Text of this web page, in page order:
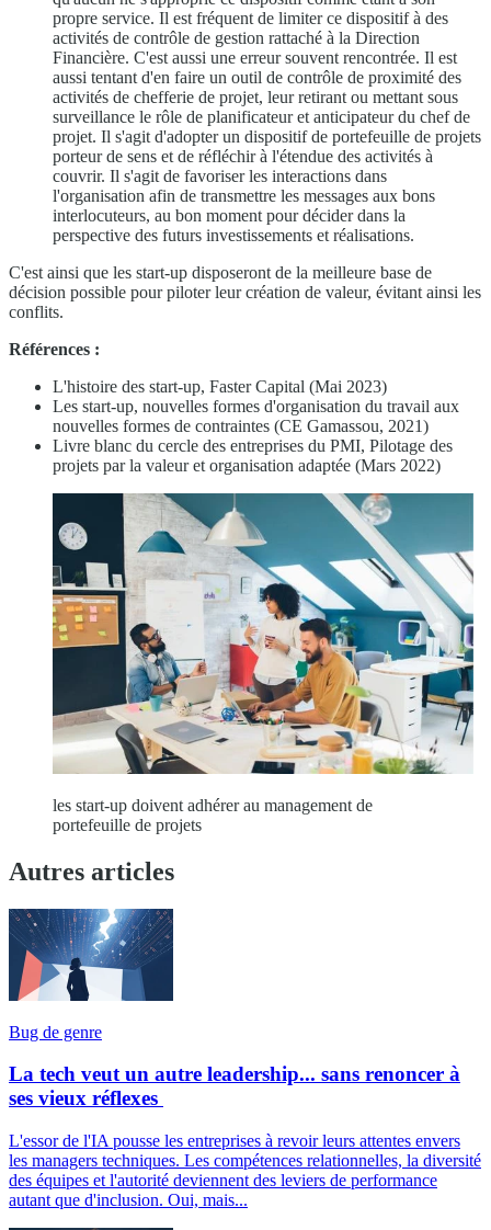
propre service. Il est fréquent de limiter ce dispositif à des
activités de contrôle de gestion rattaché à la Direction
Financière. C'est aussi une erreur souvent rencontrée. Il est
aussi tentant d'en faire un outil de contrôle de proximité des
activités de chefferie de projet, leur retirant ou mettant sous
surveillance le rôle de planificateur et anticipateur du chef de
projet. Il s'agit d'adopter un dispositif de portefeuille de projets
porteur de sens et de réfléchir à l'étendue des activités à
couvrir. Il s'agit de favoriser les interactions dans
l'organisation afin de transmettre les messages aux bons
interlocuteurs, au bon moment pour décider dans la
perspective des futurs investissements et réalisations.
C'est ainsi que les start-up disposeront de la meilleure base de
décision possible pour piloter leur création de valeur, évitant ainsi les
conflits.
Références :
L'histoire des start-up, Faster Capital (Mai 2023)
Les start-up, nouvelles formes d'organisation du travail aux
nouvelles formes de contraintes (CE Gamassou, 2021)
Livre blanc du cercle des entreprises du PMI, Pilotage des
projets par la valeur et organisation adaptée (Mars 2022)
les start-up doivent adhérer au management de
portefeuille de projets
Autres articles
Bug de genre
La tech veut un autre leadership... sans renoncer à
ses vieux réflexes
L'essor de l'IA pousse les entreprises à revoir leurs attentes envers
les managers techniques. Les compétences relationnelles, la diversité
des équipes et l'autorité deviennent des leviers de performance
autant que d'inclusion. Oui, mais...